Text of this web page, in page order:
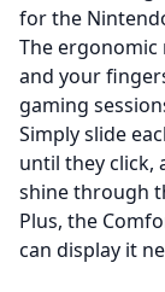
for the
The
and your
gaming
Simply slide
until they click,
shine through
Plus, the
can display it